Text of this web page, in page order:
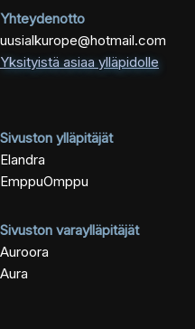
Yhteydenotto
uusialkurope@hotmail.com
Yksityistä asiaa ylläpidolle
Sivuston ylläpitäjät
Elandra
EmppuOmppu
Sivuston varaylläpitäjät
Auroora
Aura